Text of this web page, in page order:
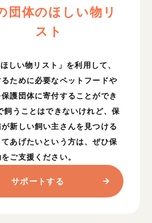
団体のほしい物リ
スト
しい物リスト」を利用して、
ために必要なペットフードや
護団体に寄付することができ
飼うことはできないけれど、保
新しい飼い主さんを見つける
あげたいという方は、ぜひ保
ご支援ください。
サポートする